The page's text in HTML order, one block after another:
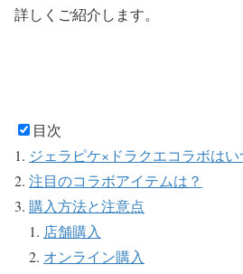
詳しくご紹介します。
目次
ジェラピケ×ドラクエコラボはい
注目のコラボアイテムは？
購入方法と注意点
店舗購入
オンライン購入